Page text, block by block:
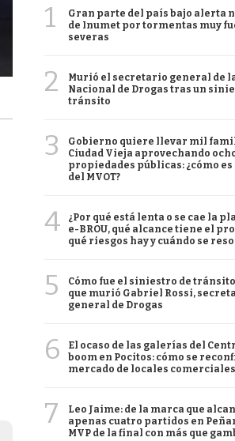
1
Gran parte del país bajo alerta
de Inumet por tormentas muy
severas
2
Murió el secretario general de
Nacional de Drogas tras un
tránsito
3
Gobierno quiere llevar mil
Ciudad Vieja aprovechando
propiedades públicas: ¿cómo
del MVOT?
4
¿Por qué está lenta o se cae la
e-BROU, qué alcance tiene el
qué riesgos hay y cuándo se
5
Cómo fue el siniestro de
que murió Gabriel Rossi,
general de Drogas
6
El ocaso de las galerías del
boom en Pocitos: cómo se
mercado de locales comerciales
7
Leo Jaime: de la marca que
apenas cuatro partidos en
MVP de la final con más que